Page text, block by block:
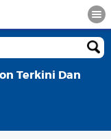
Terkini Dan